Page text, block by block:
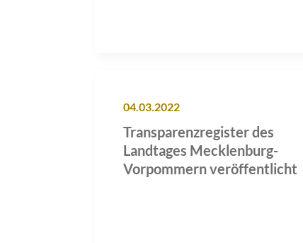
04.03.2022
Transparenzregister des
Landtages Mecklenburg-
Vorpommern veröffentlicht